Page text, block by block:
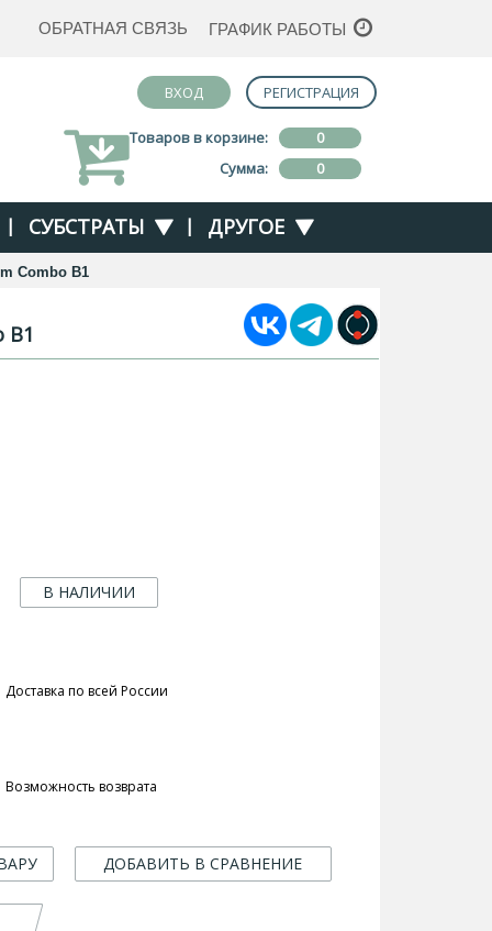
ОБРАТНАЯ СВЯЗЬ ГРАФИК РАБОТЫ
ВХОД РЕГИСТРАЦИЯ
Товаров в корзине:
0
Сумма:
0
| СУБСТРАТЫ | ДРУГОЕ
Combo B1
B1
В НАЛИЧИИ
Доставка по всей России
Возможность возврата
ДОБАВИТЬ В СРАВНЕНИЕ